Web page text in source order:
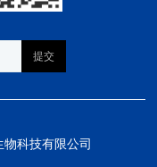
物科技有限公司